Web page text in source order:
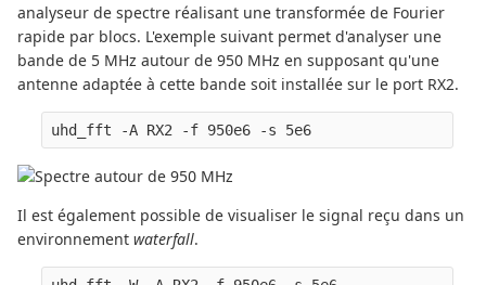
analyseur de spectre réalisant une transformée de Fourier
rapide par blocs. L'exemple suivant permet d'analyser une
bande de 5 MHz autour de 950 MHz en supposant qu'une
antenne adaptée à cette bande soit installée sur le port RX2.
Il est également possible de visualiser le signal reçu dans un
environnement waterfall.